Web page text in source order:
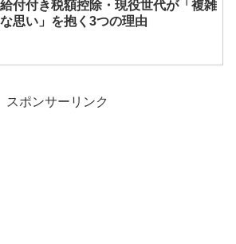
給付付き税額控除・現役世代が「複雑
な思い」を抱く3つの理由
スポンサーリンク